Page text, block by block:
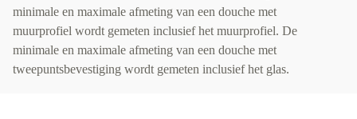
minimale en maximale afmeting van een douche met
muurprofiel wordt gemeten inclusief het muurprofiel. De
minimale en maximale afmeting van een douche met
tweepuntsbevestiging wordt gemeten inclusief het glas.